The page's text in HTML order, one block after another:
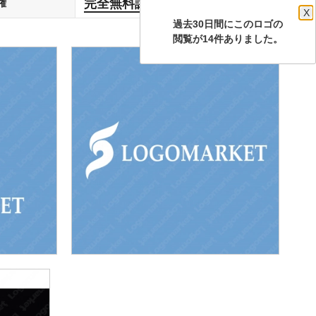
過去30日間にこのロゴの
X
閲覧が14件ありました。